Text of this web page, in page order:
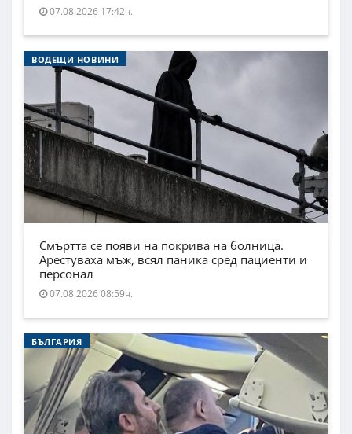
07.08.2026 17:42ч.
ВОДЕЩИ НОВИНИ
Смъртта се появи на покрива на болница.
Арестуваха мъж, всял паника сред пациенти и
персонал
07.08.2026 08:59ч.
БЪЛГАРИЯ